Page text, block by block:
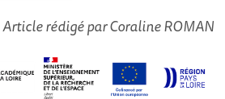
Article rédigé par Coraline ROMAN